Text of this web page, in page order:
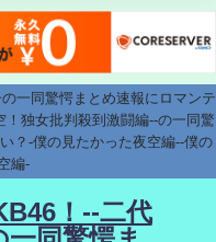
一同驚愕まとめ速報にロマンテ
！独女批判殺到激闘編--の一同驚
？-僕の見たかった夜空編--僕の
編-
！--二代